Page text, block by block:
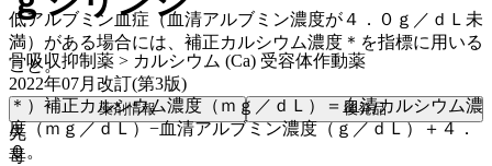
低アルブミン血症（血清アルブミン濃度が４．０ｇ／ｄＬ未
満）がある場合には、補正カルシウム濃度＊を指標に用いる
こと。
＊）補正カルシウム濃度（ｍｇ／ｄＬ）＝血清カルシウム濃
度（ｍｇ／ｄＬ）−血清アルブミン濃度（ｇ／ｄＬ）＋４．
０。
骨吸収抑制薬 > カルシウム (Ca) 受容体作動薬
2022年07月改訂(第3版)
薬剤情報 後発品
先
毒